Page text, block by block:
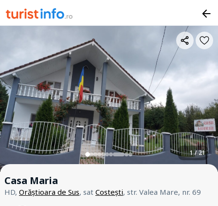
1 / 21
Casa Maria
HD, Orăștioara de Sus, sat Costești, str. Valea Mare, nr. 69